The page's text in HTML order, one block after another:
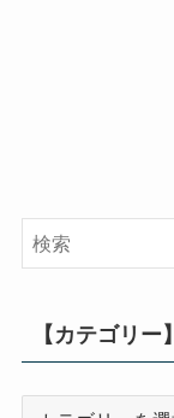
【カテゴリー】